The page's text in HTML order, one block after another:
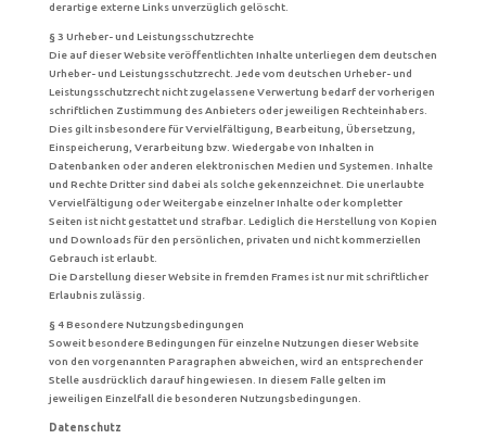
derartige externe Links unverzüglich gelöscht.
§ 3 Urheber- und Leistungsschutzrechte
Die auf dieser Website veröffentlichten Inhalte unterliegen dem deutschen
Urheber- und Leistungsschutzrecht. Jede vom deutschen Urheber- und
Leistungsschutzrecht nicht zugelassene Verwertung bedarf der vorherigen
schriftlichen Zustimmung des Anbieters oder jeweiligen Rechteinhabers.
Dies gilt insbesondere für Vervielfältigung, Bearbeitung, Übersetzung,
Einspeicherung, Verarbeitung bzw. Wiedergabe von Inhalten in
Datenbanken oder anderen elektronischen Medien und Systemen. Inhalte
und Rechte Dritter sind dabei als solche gekennzeichnet. Die unerlaubte
Vervielfältigung oder Weitergabe einzelner Inhalte oder kompletter
Seiten ist nicht gestattet und strafbar. Lediglich die Herstellung von Kopien
und Downloads für den persönlichen, privaten und nicht kommerziellen
Gebrauch ist erlaubt.
Die Darstellung dieser Website in fremden Frames ist nur mit schriftlicher
Erlaubnis zulässig.
§ 4 Besondere Nutzungsbedingungen
Soweit besondere Bedingungen für einzelne Nutzungen dieser Website
von den vorgenannten Paragraphen abweichen, wird an entsprechender
Stelle ausdrücklich darauf hingewiesen. In diesem Falle gelten im
jeweiligen Einzelfall die besonderen Nutzungsbedingungen.
Datenschutz